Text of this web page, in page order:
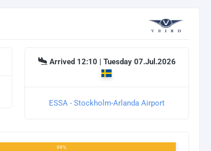
Arrived 12:10 | Tuesday 07.Jul.2026
ESSA - Stockholm-Arlanda Airport
99%